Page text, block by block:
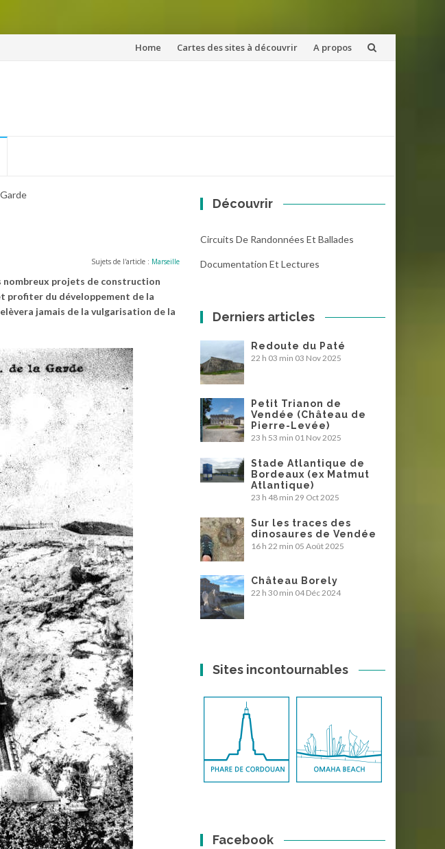
Aller
Home Cartes des sites à découvrir A propos
Sujets de l'article : Marseille
projets de construction
profiter du développement de la
jamais de la vulgarisation de la
Découvrir
Circuits De Randonnées Et Ballades
Documentation Et Lectures
Derniers articles
Redoute du Paté
22 h 03 min 03 Nov 2025
Petit Trianon de
Vendée (Château de
Pierre-Levée)
23 h 53 min 01 Nov 2025
Stade Atlantique de
Bordeaux (ex Matmut
Atlantique)
23 h 48 min 29 Oct 2025
Sur les traces des
dinosaures de Vendée
16 h 22 min 05 Août 2025
Château Borely
22 h 30 min 04 Déc 2024
Sites incontournables
Facebook